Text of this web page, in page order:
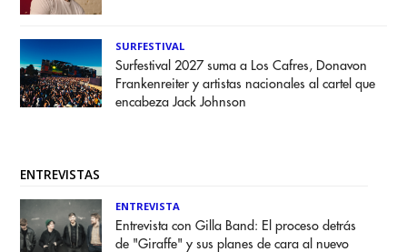
SURFESTIVAL
Surfestival 2027 suma a Los Cafres, Donavon
Frankenreiter y artistas nacionales al cartel que
encabeza Jack Johnson
ENTREVISTAS
ENTREVISTA
Entrevista con Gilla Band: El proceso detrás
de "Giraffe" y sus planes de cara al nuevo